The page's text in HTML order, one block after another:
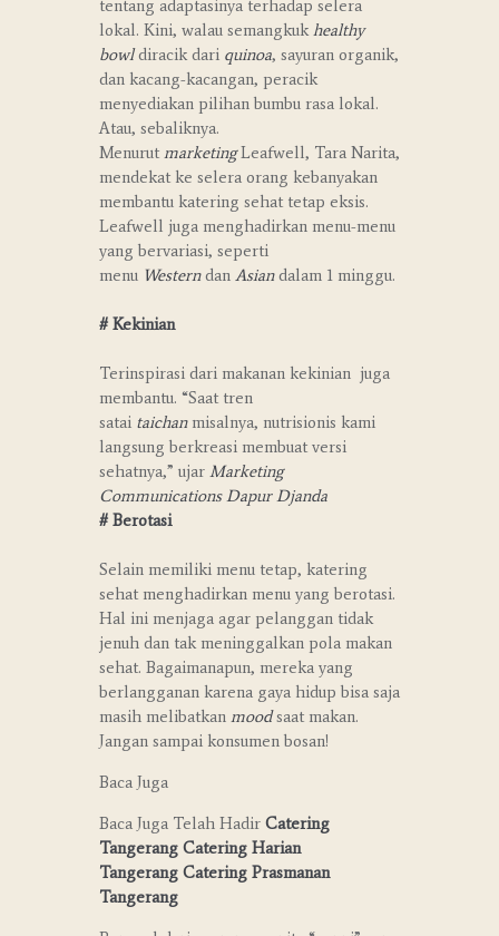
tentang adaptasinya terhadap selera
lokal. Kini, walau semangkukhealthy
bowldiracik dari quinoa, sayuran organik,
dan kacang-kacangan, peracik
menyediakan pilihan bumbu rasa lokal.
Atau, sebaliknya.
Menurut marketingLeafwell, Tara Narita,
mendekat ke selera orang kebanyakan
membantu katering sehat tetap eksis.
Leafwell juga menghadirkan menu-menu
yang bervariasi, seperti
menu Westerndan Asiandalam 1 minggu.
# Kekinian
Terinspirasi dari makanan kekinian juga
membantu. “Saat tren
satai taichan misalnya, nutrisionis kami
langsung berkreasi membuat versi
sehatnya,” ujar Marketing
Communications Dapur Djanda
# Berotasi
Selain memiliki menu tetap, katering
sehat menghadirkan menu yang berotasi.
Hal ini menjaga agar pelanggan tidak
jenuh dan tak meninggalkan pola makan
sehat. Bagaimanapun, mereka yang
berlangganan karena gaya hidup bisa saja
masih melibatkan moodsaat makan.
Jangan sampai konsumen bosan!
Baca Juga
Baca Juga Telah Hadir Catering
Tangerang Catering Harian
Tangerang Catering Prasmanan
Tangerang